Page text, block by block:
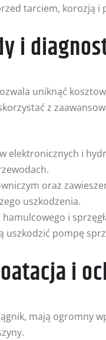
tarciem, korozją i
i
uniknąć
z
elektronicznych i
oraz
uszkodzenia.
hamulcowego i
pompę
i
mają ogromny